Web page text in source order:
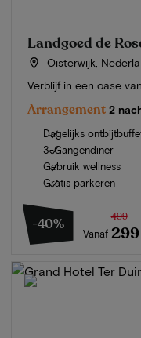
Landgoed de
Oisterwijk,
Verblijf in een oase
Arrangement 2
Dagelijks
3-Gangendiner
Gebruik wellness
Gratis parkeren
-40%
Vanaf
499
299